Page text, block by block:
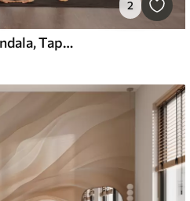
2
Fototapeten Rundes Mandala, Tapete für den Yogaraum oder zur Harmonisierung des persönlichen Raums. Wandmandala in warmen Pastellfarben auf einem strukturierten unregelmäßigen Hintergrund